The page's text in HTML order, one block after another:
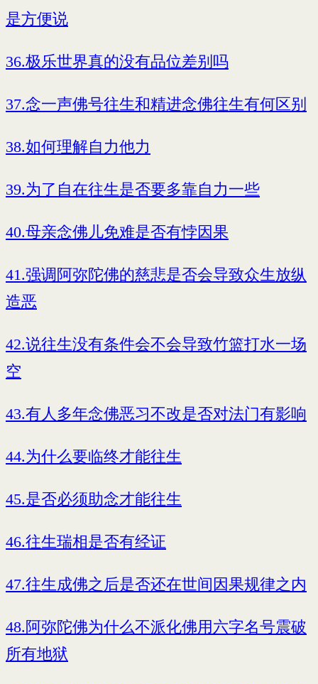
是方便说
36.极乐世界真的没有品位差别吗
37.念一声佛号往生和精进念佛往生有何区别
38.如何理解自力他力
39.为了自在往生是否要多靠自力一些
40.母亲念佛儿免难是否有悖因果
41.强调阿弥陀佛的慈悲是否会导致众生放纵
造恶
42.说往生没有条件会不会导致竹篮打水一场
空
43.有人多年念佛恶习不改是否对法门有影响
44.为什么要临终才能往生
45.是否必须助念才能往生
46.往生瑞相是否有经证
47.往生成佛之后是否还在世间因果规律之内
48.阿弥陀佛为什么不派化佛用六字名号震破
所有地狱